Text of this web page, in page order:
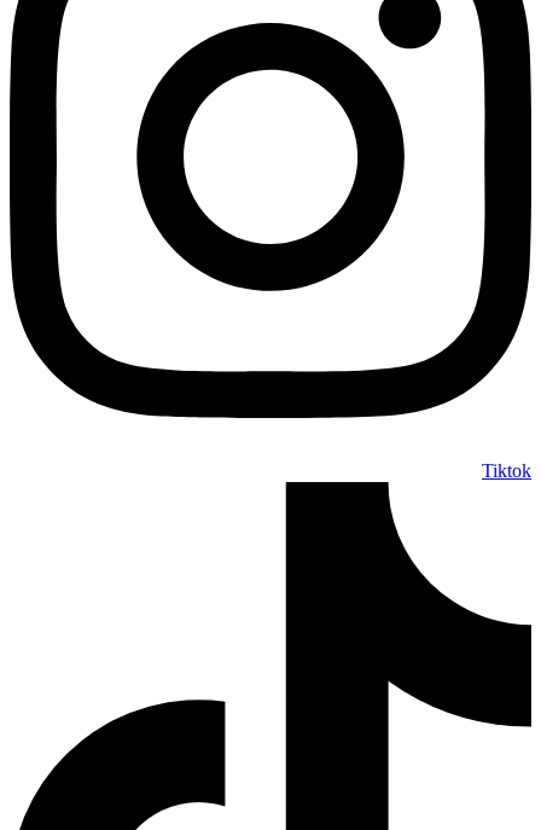
Tiktok